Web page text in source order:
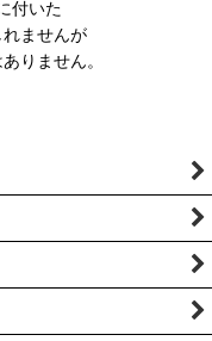
付いた
ませんが
りません。